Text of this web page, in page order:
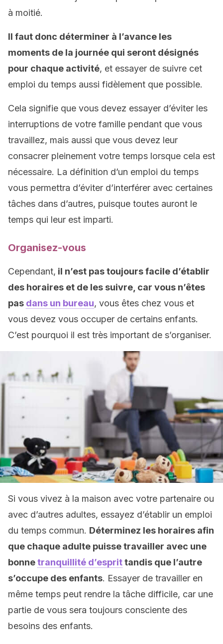
à moitié.
Il faut donc déterminer à l’avance les
moments de la journée qui seront désignés
pour chaque activité, et essayer de suivre cet
emploi du temps aussi fidèlement que possible.
Cela signifie que vous devez essayer d’éviter les
interruptions de votre famille pendant que vous
travaillez, mais aussi que vous devez leur
consacrer pleinement votre temps lorsque cela est
nécessaire. La définition d’un emploi du temps
vous permettra d’éviter d’interférer avec certaines
tâches dans d’autres, puisque toutes auront le
temps qui leur est imparti.
Organisez-vous
Cependant, il n’est pas toujours facile d’établir
des horaires et de les suivre, car vous n’êtes
pas dans un bureau, vous êtes chez vous et
vous devez vous occuper de certains enfants.
C’est pourquoi il est très important de s’organiser.
Si vous vivez à la maison avec votre partenaire ou
avec d’autres adultes, essayez d’établir un emploi
du temps commun. Déterminez les horaires afin
que chaque adulte puisse travailler avec une
bonnetranquillité d’esprittandis que l’autre
s’occupe des enfants. Essayer de travailler en
même temps peut rendre la tâche difficile, car une
partie de vous sera toujours consciente des
besoins des enfants.